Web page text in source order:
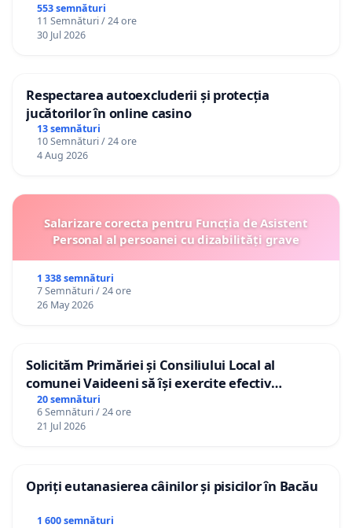
553 semnături
11 Semnături / 24 ore
30 Jul 2026
Respectarea autoexcluderii și protecția
jucătorilor în online casino
13 semnături
10 Semnături / 24 ore
4 Aug 2026
Salarizare corecta pentru Funcția de Asistent
Personal al persoanei cu dizabilități grave
1 338 semnături
7 Semnături / 24 ore
26 May 2026
Solicităm Primăriei și Consiliului Local al
comunei Vaideeni să își exercite efectiv
atribuțiile legale și să reprezinte interesele
cetățenilor în raport cu APAVIL S.A, operatorul
serviciului de apă!
20 semnături
6 Semnături / 24 ore
21 Jul 2026
Opriți eutanasierea câinilor și pisicilor în Bacău
1 600 semnături